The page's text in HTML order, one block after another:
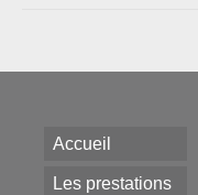
Accueil
Les prestations